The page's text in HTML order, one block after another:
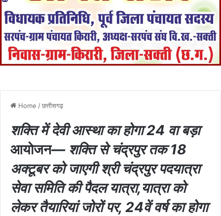
Home /छत्तीसगढ़
शक्ति में देवी आस्था का होगा 24 वा बड़ा
आयोजन— शक्ति से चंद्रपुर तक 18
अक्टूबर को जाएगी श्री चंद्रपुर पदयात्रा
सेवा समिति की पैदल यात्रा,यात्रा को
लेकर तैयारियां जोरों पर, 24वें वर्ष का होगा